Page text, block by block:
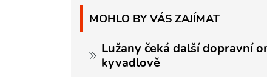
MOHLO BY VÁS ZAJÍMAT
Lužany čeká další dopravní
kyvadlově